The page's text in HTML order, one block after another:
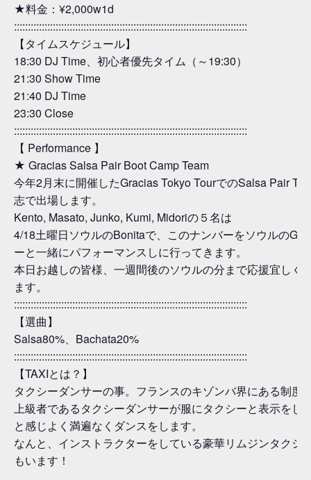
★料金：¥2,000w1d
::::::::::::::::::::::::::::::::::::::::::::::::::::::::::::::::::::::::::::::::::::
【タイムスケジュール】
18:30 DJ Time、初心者優先タイム（～19:30）
21:30 Show Time
21:40 DJ Time
23:30 Close
::::::::::::::::::::::::::::::::::::::::::::::::::::::::::::::::::::::::::::::::::::
【 Performance 】
★ Gracias Salsa Pair Boot Camp Team
今年2月末に開催したGracias Tokyo TourでのSalsa Pair
志で出場します。
Kento, Masato, Junko, Kumi, Midoriの５名は
4/18土曜日ソウルのBonitaで、このナンバーをソウルの
ーと一緒にパフォーマンスしに行ってきます。
本日お越しの皆様、一週間後のソウルの分まで応援宜しく
ます。
::::::::::::::::::::::::::::::::::::::::::::::::::::::::::::::::::::::::::::::::::::
【選曲】
Salsa80%、Bachata20%
::::::::::::::::::::::::::::::::::::::::::::::::::::::::::::::::::::::::::::::::::::
【TAXIとは？】
タクシーダンサーの事。フランスのキゾンバ界にある制度
上級者であるタクシーダンサーが服にタクシーと表示をし
と感じよく満遍なくダンスをします。
なんと、インストラクターをしている豪華リムジンタクシ
もいます！